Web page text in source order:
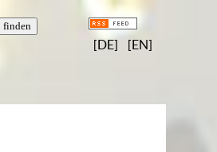
[DE] [EN]